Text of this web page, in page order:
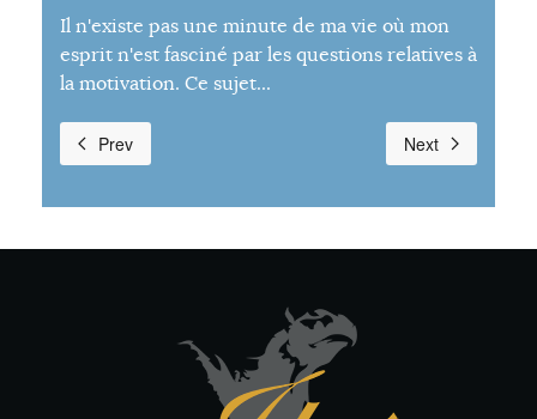
Il n'existe pas une minute de ma vie où mon
esprit n'est fasciné par les questions relatives à
la motivation. Ce sujet...
Prev Next